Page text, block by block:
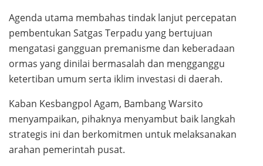
Agenda utama membahas tindak lanjut percepatan
pembentukan Satgas Terpadu yang bertujuan
mengatasi gangguan premanisme dan keberadaan
ormas yang dinilai bermasalah dan mengganggu
ketertiban umum serta iklim investasi di daerah.
Kaban Kesbangpol Agam, Bambang Warsito
menyampaikan, pihaknya menyambut baik langkah
strategis ini dan berkomitmen untuk melaksanakan
arahan pemerintah pusat.